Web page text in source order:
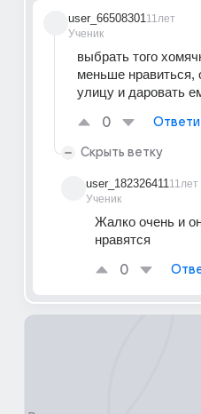
user_66508301
Ученик
11лет
выбрать того
меньше нравиться,
улицу и даровать
0
Скрыть ветку
user_182326411
Ученик
11лет
Жалко очень и
нравятся
0